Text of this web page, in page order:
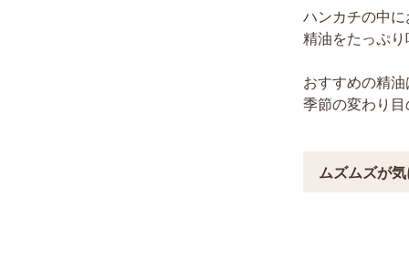
ハンカチの中
精油をたっぷ
おすすめの精
季節の変わり
ムズムズが